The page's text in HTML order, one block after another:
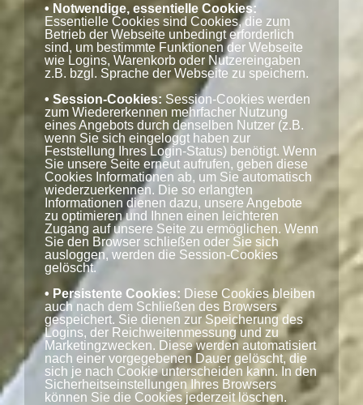
• Notwendige, essentielle Cookies:
Essentielle Cookies sind Cookies, die zum
Betrieb der Webseite unbedingt erforderlich
sind, um bestimmte Funktionen der Webseite
wie Logins, Warenkorb oder Nutzereingaben
z.B. bzgl. Sprache der Webseite zu speichern.
• Session-Cookies: Session-Cookies werden
zum Wiedererkennen mehrfacher Nutzung
eines Angebots durch denselben Nutzer (z.B.
wenn Sie sich eingeloggt haben zur
Feststellung Ihres Login-Status) benötigt. Wenn
Sie unsere Seite erneut aufrufen, geben diese
Cookies Informationen ab, um Sie automatisch
wiederzuerkennen. Die so erlangten
Informationen dienen dazu, unsere Angebote
zu optimieren und Ihnen einen leichteren
Zugang auf unsere Seite zu ermöglichen. Wenn
Sie den Browser schließen oder Sie sich
ausloggen, werden die Session-Cookies
gelöscht.
• Persistente Cookies: Diese Cookies bleiben
auch nach dem Schließen des Browsers
gespeichert. Sie dienen zur Speicherung des
Logins, der Reichweitenmessung und zu
Marketingzwecken. Diese werden automatisiert
nach einer vorgegebenen Dauer gelöscht, die
sich je nach Cookie unterscheiden kann. In den
Sicherheitseinstellungen Ihres Browsers
können Sie die Cookies jederzeit löschen.